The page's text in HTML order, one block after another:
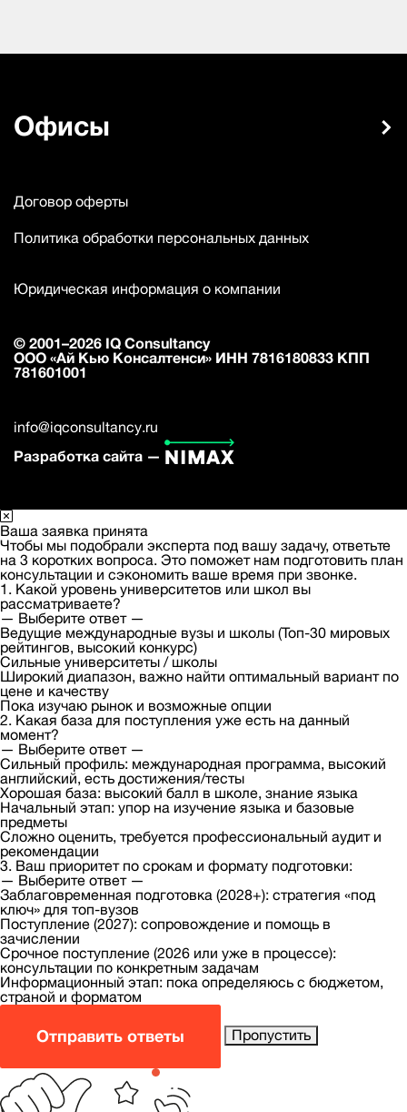
Офисы
Договор оферты
Политика обработки персональных данных
Юридическая информация о компании
© 2001–2026 IQ Consultancy
ООО «Ай Кью Консалтенси» ИНН 7816180833 КПП
781601001
info@iqconsultancy.ru
Разработка сайта —
Ваша заявка принята
Чтобы мы подобрали эксперта под вашу задачу, ответьте
на 3 коротких вопроса. Это поможет нам подготовить план
консультации и сэкономить ваше время при звонке.
1. Какой уровень университетов или школ вы
рассматриваете?
— Выберите ответ —
Ведущие международные вузы и школы (Топ-30 мировых
рейтингов, высокий конкурс)
Сильные университеты / школы
Широкий диапазон, важно найти оптимальный вариант по
цене и качеству
Пока изучаю рынок и возможные опции
2. Какая база для поступления уже есть на данный
момент?
— Выберите ответ —
Сильный профиль: международная программа, высокий
английский, есть достижения/тесты
Хорошая база: высокий балл в школе, знание языка
Начальный этап: упор на изучение языка и базовые
предметы
Сложно оценить, требуется профессиональный аудит и
рекомендации
3. Ваш приоритет по срокам и формату подготовки:
— Выберите ответ —
Заблаговременная подготовка (2028+): стратегия «под
ключ» для топ-вузов
Поступление (2027): сопровождение и помощь в
зачислении
Срочное поступление (2026 или уже в процессе):
консультации по конкретным задачам
Информационный этап: пока определяюсь с бюджетом,
страной и форматом
Отправить ответы Пропустить